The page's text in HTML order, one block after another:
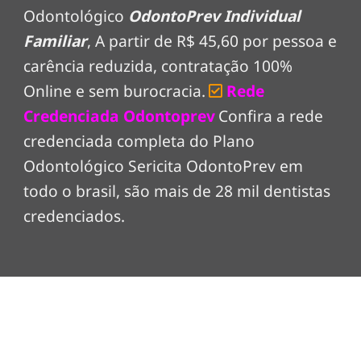
Odontológico OdontoPrev Individual
Familiar, A partir de R$ 45,60 por pessoa e
carência reduzida, contratação 100%
Online e sem burocracia.
Rede
Credenciada OdontoprevConfira a rede
credenciada completa do Plano
Odontológico Sericita OdontoPrev em
todo o brasil, são mais de 28 mil dentistas
credenciados.